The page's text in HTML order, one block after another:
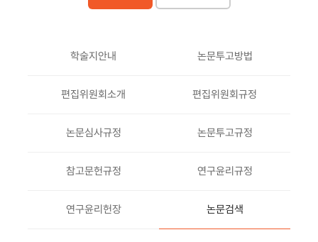
학술지안내 논문투고방법
편집위원회소개 편집위원회규정
논문심사규정 논문투고규정
참고문헌규정 연구윤리규정
연구윤리헌장 논문검색